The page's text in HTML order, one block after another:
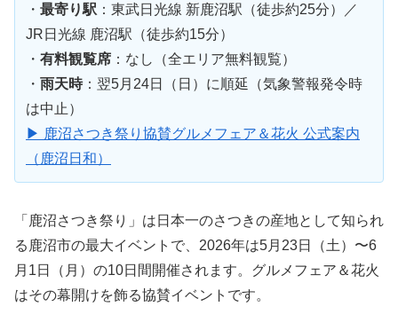
・ 最寄り駅 ：東武日光線 新鹿沼駅（徒歩約25分）／
JR日光線 鹿沼駅（徒歩約15分）
・ 有料観覧席 ：なし（全エリア無料観覧）
・ 雨天時：翌5月24日（日）に順延（気象警報発令時
は中止）
▶ 鹿沼さつき祭り協賛グルメフェア＆花火 公式案内
（鹿沼日和）
「鹿沼さつき祭り」は日本一のさつきの産地として知られ
る鹿沼市の最大イベントで、2026年は5月23日（土）〜6
月1日（月）の10日間開催されます。グルメフェア＆花火
はその幕開けを飾る協賛イベントです。